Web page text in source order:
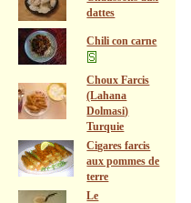
dattes
Chili con carne
Choux Farcis
(Lahana
Dolmasi)
Turquie
Cigares farcis
aux pommes de
terre
Le